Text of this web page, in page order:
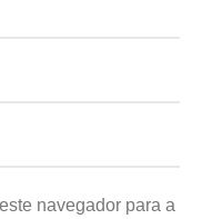
navegador para a